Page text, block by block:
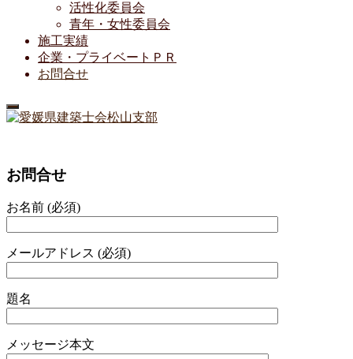
活性化委員会
青年・女性委員会
施工実績
企業・プライベートＰＲ
お問合せ
お問合せ
お名前 (必須)
メールアドレス (必須)
題名
メッセージ本文